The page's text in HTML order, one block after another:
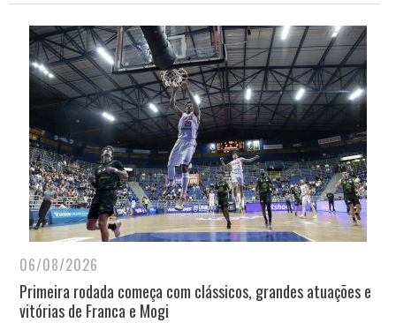
06/08/2026
Primeira rodada começa com clássicos, grandes atuações e
vitórias de Franca e Mogi